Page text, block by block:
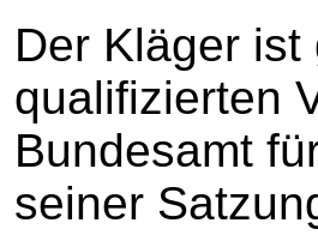
Der Kläger
qualifizierten
Bundesamt
seiner